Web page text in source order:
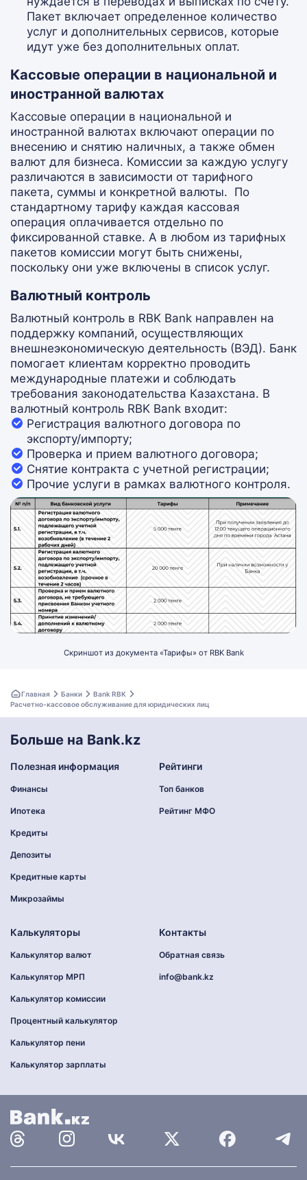
Пакет включает определенное количество
услуг и дополнительных сервисов, которые
идут уже без дополнительных оплат.
Кассовые операции в национальной и
иностранной валютах
Кассовые операции в национальной и
иностранной валютах включают операции по
внесению и снятию наличных, а также обмен
валют для бизнеса. Комиссии за каждую услугу
различаются в зависимости от тарифного
пакета, суммы и конкретной валюты. По
стандартному тарифу каждая кассовая
операция оплачивается отдельно по
фиксированной ставке. А в любом из тарифных
пакетов комиссии могут быть снижены,
поскольку они уже включены в список услуг.
Валютный контроль
Валютный контроль в RBK Bank направлен на
поддержку компаний, осуществляющих
внешнеэкономическую деятельность (ВЭД). Банк
помогает клиентам корректно проводить
международные платежи и соблюдать
требования законодательства Казахстана. В
валютный контроль RBK Bank входит:
Регистрация валютного договора по
экспорту/импорту;
Проверка и прием валютного договора;
Снятие контракта с учетной регистрации;
Прочие услуги в рамках валютного контроля.
Скриншот из документа «Тарифы» от RBK Bank
Главная Банки
Bank RBK
Расчетно-кассовое обслуживание для юридических лиц
Больше на Bank.kz
Полезная информация
Финансы
Ипотека
Кредиты
Депозиты
Кредитные карты
Микрозаймы
Рейтинги
Топ банков
Рейтинг МФО
Калькуляторы
Калькулятор валют
Калькулятор МРП
Калькулятор комиссии
Процентный калькулятор
Калькулятор пени
Калькулятор зарплаты
Контакты
Обратная связь
info@bank.kz